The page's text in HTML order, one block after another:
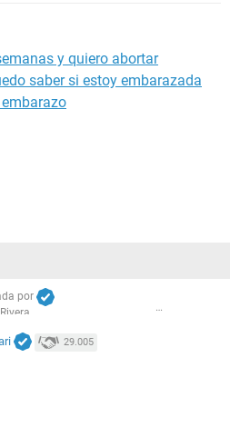
y quiero abortar
saber si estoy embarazada
por
29.005